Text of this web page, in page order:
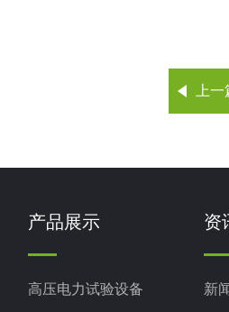
上
产品展示
高压电力试验设备
资
新